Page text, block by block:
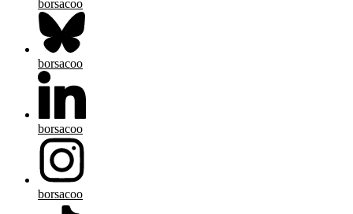
borsacoo
borsacoo
borsacoo
borsacoo